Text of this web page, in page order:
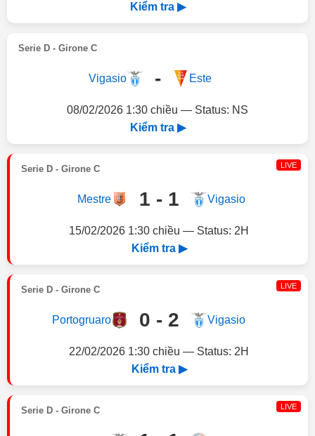
Kiểm tra ▶
Serie D - Girone C
Vigasio - Este
08/02/2026 1:30 chiều — Status: NS
Kiểm tra ▶
Serie D - Girone C LIVE
Mestre 1 - 1 Vigasio
15/02/2026 1:30 chiều — Status: 2H
Kiểm tra ▶
Serie D - Girone C LIVE
Portogruaro 0 - 2 Vigasio
22/02/2026 1:30 chiều — Status: 2H
Kiểm tra ▶
Serie D - Girone C LIVE